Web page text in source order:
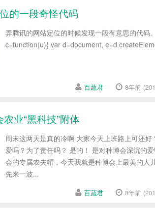
的一段奇怪代码
弄腾讯的网站定位的时候发现一段有意思的代码
c=function(u){ var d=document,
百蔬君 8年前
业“黑科技”附体
周末这两天是真的冷啊 大家今天上班路上可还
爱吗？为了责任吗？ 是的！ 是对种博会深沉的
会的专属农夫帽，今天我就是种博会上最美的
先来一波...
百蔬君 8年前